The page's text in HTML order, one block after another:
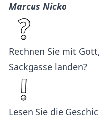
Marcus Nicko
Rechnen Sie mit
Sackgasse landen?
Lesen Sie die